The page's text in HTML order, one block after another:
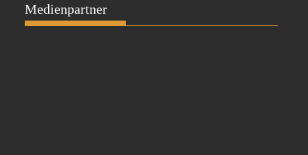
Medienpartner